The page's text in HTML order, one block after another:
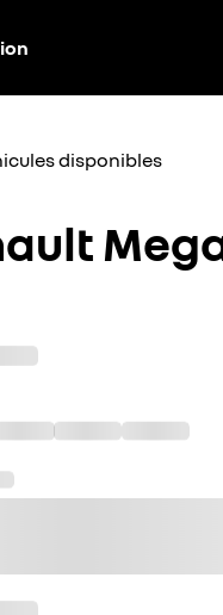
disponibles